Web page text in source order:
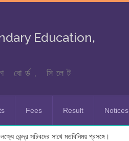
Education,
বোর্ড, সিলেট
Fees Result Notices
কেন্দ্র সচিবদের সাথে মতবিনিময় প্রসঙ্গে।